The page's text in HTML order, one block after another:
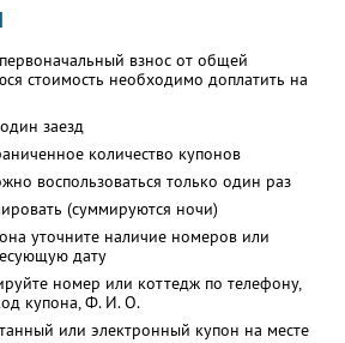
взнос от общей
стоимость необходимо доплатить на
заезд
количество купонов
воспользоваться только один раз
(суммируются ночи)
уточните наличие номеров или
дату
номер или коттедж по телефону,
купона, Ф. И. О.
или электронный купон на месте